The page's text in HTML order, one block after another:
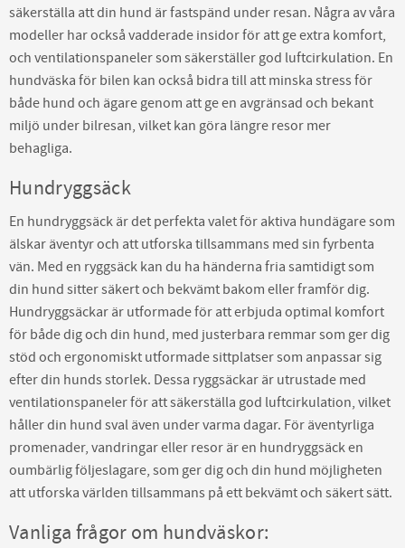
säkerställa att din hund är fastspänd under resan. Några av våra
modeller har också vadderade insidor för att ge extra komfort,
och ventilationspaneler som säkerställer god luftcirkulation. En
hundväska för bilen kan också bidra till att minska stress för
både hund och ägare genom att ge en avgränsad och bekant
miljö under bilresan, vilket kan göra längre resor mer
behagliga.
Hundryggsäck
En hundryggsäck är det perfekta valet för aktiva hundägare som
älskar äventyr och att utforska tillsammans med sin fyrbenta
vän. Med en ryggsäck kan du ha händerna fria samtidigt som
din hund sitter säkert och bekvämt bakom eller framför dig.
Hundryggsäckar är utformade för att erbjuda optimal komfort
för både dig och din hund, med justerbara remmar som ger dig
stöd och ergonomiskt utformade sittplatser som anpassar sig
efter din hunds storlek. Dessa ryggsäckar är utrustade med
ventilationspaneler för att säkerställa god luftcirkulation, vilket
håller din hund sval även under varma dagar. För äventyrliga
promenader, vandringar eller resor är en hundryggsäck en
oumbärlig följeslagare, som ger dig och din hund möjligheten
att utforska världen tillsammans på ett bekvämt och säkert sätt.
Vanliga frågor om hundväskor: